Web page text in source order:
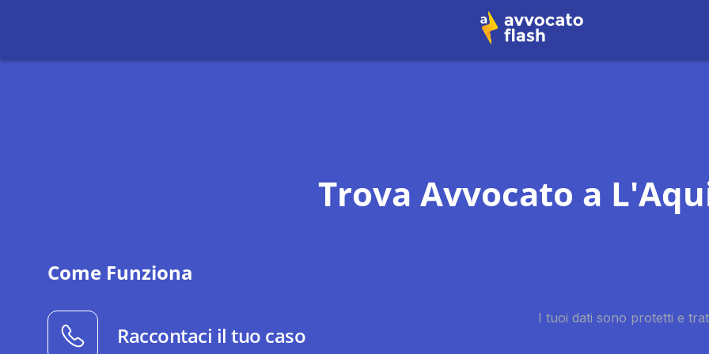
Trova Avvocato a
Come Funziona
Raccontaci il tuo caso